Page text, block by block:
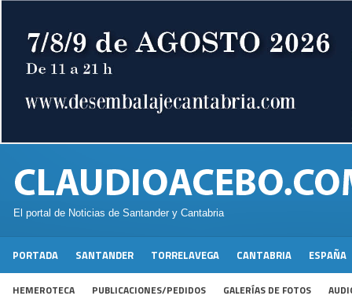
El portal de Noticias de Santander y Cantabria
PORTADA SANTANDER TORRELAVEGA CANTABRIA ESPAÑA
HEMEROTECA PUBLICACIONES/PEDIDOS GALERÍAS DE FOTOS